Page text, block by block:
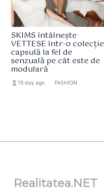
SKIMS întâlnește
VETTESE într-o colecție
capsulă la fel de
senzuală pe cât este de
modulară
hourglass_full15 day ago FASHION
Realitatea.NET